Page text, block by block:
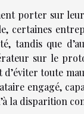
porter sur
certaines
tandis que
sur le
toute
engagé,
la disparition